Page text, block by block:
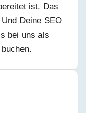
ist. Das
Deine SEO
bei uns als